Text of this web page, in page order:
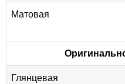
Матовая
Глянцевая